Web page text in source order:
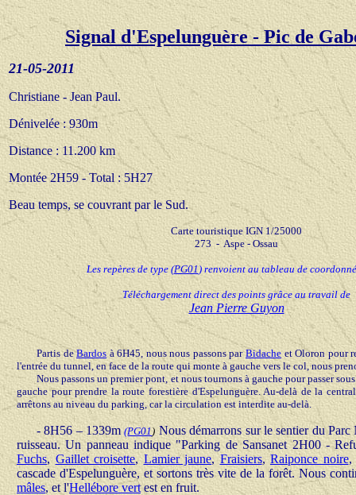
Signal d'Espelunguère - Pic de
21-05-2011
Christiane - Jean Paul.
Dénivelée : 930m
Distance : 11.200 km
Montée 2H59 - Total : 5H27
Beau temps, se couvrant par le Sud.
Carte touristique IGN 1/25000
273 - Aspe - Ossau
Les repères de type (PG01 ) renvoient au tableau de
Téléchargement direct des points grâce au travail de
Jean Pierre Guyon
Partis deBardosà 6H45, nous nous passons parBidacheet Oloron pour
l'entrée du tunnel, en face de la route qui monte à gauche vers le col, nous
Nous passons un premier pont, et nous tournons à gauche pour passer
gauche pour prendre la route forestière d'Espelunguère. Au-delà de la
arrêtons au niveau du parking, car la circulation est interdite au-delà.
- 8H56 – 1339m(PG01) Nous démarrons sur le sentier du
ruisseau. Un panneau indique "Parking de Sansanet 2H00 -
Fuchs, Gaillet croisette,Lamier jaune,Fraisiers, Raiponce noire,
cascade d'Espelunguère, et sortons très vite de la forêt. Nous
mâles, et l'Hellébore vertest en fruit.